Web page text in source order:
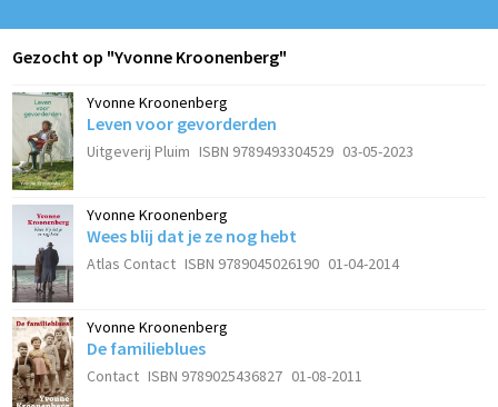
Gezocht op "Yvonne Kroonenberg"
Yvonne Kroonenberg
Leven voor gevorderden
Uitgeverij Pluim ISBN 9789493304529 03-05-2023
Yvonne Kroonenberg
Wees blij dat je ze nog hebt
Atlas Contact ISBN 9789045026190 01-04-2014
Yvonne Kroonenberg
De familieblues
Contact ISBN 9789025436827 01-08-2011